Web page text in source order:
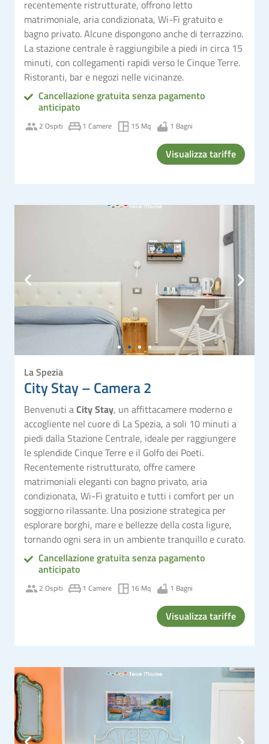
recentemente ristrutturate, offrono letto
matrimoniale, aria condizionata, Wi-Fi gratuito e
bagno privato. Alcune dispongono anche di terrazzino.
La stazione centrale è raggiungibile a piedi in circa 15
minuti, con collegamenti rapidi verso le Cinque Terre.
Ristoranti, bar e negozi nelle vicinanze.
Cancellazione gratuita senza pagamento
anticipato
2 Ospiti 1 Camere 15 Mq 1 Bagni
Visualizza tariffe
La Spezia
City Stay – Camera 2
Benvenuti aCity Stay, un affittacamere moderno e
accogliente nel cuore di La Spezia, a soli 10 minuti a
piedi dalla Stazione Centrale, ideale per raggiungere
le splendide Cinque Terre e il Golfo dei Poeti.
Recentemente ristrutturato, offre camere
matrimoniali eleganti con bagno privato, aria
condizionata, Wi-Fi gratuito e tutti i comfort per un
soggiorno rilassante. Una posizione strategica per
esplorare borghi, mare e bellezze della costa ligure,
tornando ogni sera in un ambiente tranquillo e curato.
Cancellazione gratuita senza pagamento
anticipato
2 Ospiti 1 Camere 16 Mq 1 Bagni
Visualizza tariffe